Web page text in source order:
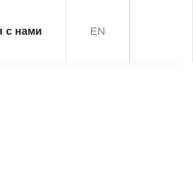
с нами EN